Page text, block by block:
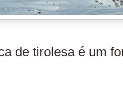
de tirolesa é um